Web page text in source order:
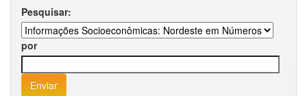
Pesquisar:
por